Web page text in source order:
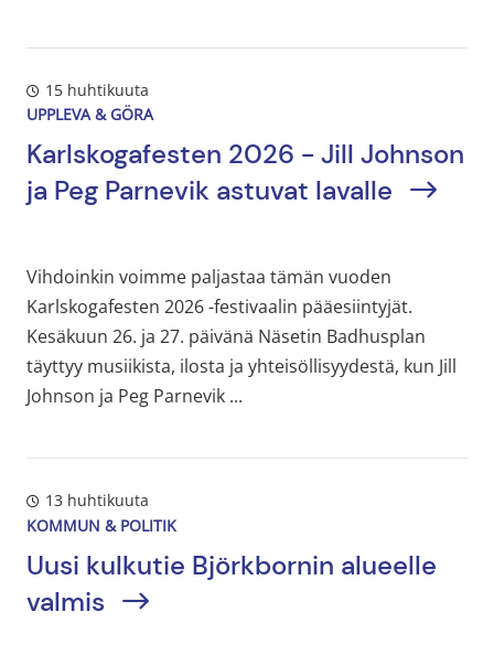
15 huhtikuuta
UPPLEVA & GÖRA
Karlskogafesten 2026 - Jill Johnson
ja Peg Parnevik astuvat lavalle
Vihdoinkin voimme paljastaa tämän vuoden
Karlskogafesten 2026 -festivaalin pääesiintyjät.
Kesäkuun 26. ja 27. päivänä Näsetin Badhusplan
täyttyy musiikista, ilosta ja yhteisöllisyydestä, kun Jill
Johnson ja Peg Parnevik ...
13 huhtikuuta
KOMMUN & POLITIK
Uusi kulkutie Björkbornin alueelle
valmis